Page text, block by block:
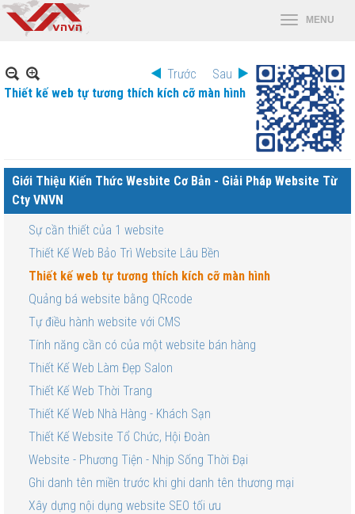
Trước
Sau
Thiết kế web tự tương thích kích cỡ màn hình
Giới Thiệu Kiến Thức Wesbite Cơ Bản - Giải Pháp Website Từ
Cty VNVN
Sự cần thiết của 1 website
Thiết Kế Web Bảo Trì Website Lâu Bền
Thiết kế web tự tương thích kích cỡ màn hình
Quảng bá website bằng QRcode
Tự điều hành website với CMS
Tính năng cần có của một website bán hàng
Thiết Kế Web Làm Đẹp Salon
Thiết Kế Web Thời Trang
Thiết Kế Web Nhà Hàng - Khách Sạn
Thiết Kế Website Tổ Chức, Hội Đoàn
Website - Phương Tiện - Nhịp Sống Thời Đại
Ghi danh tên miền trước khi ghi danh tên thương mại
Xây dựng nội dụng website SEO tối ưu